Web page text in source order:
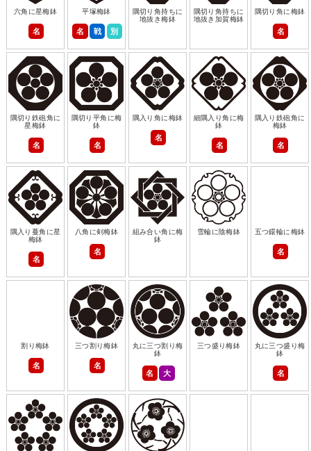
六角に星梅鉢
名
平塚梅鉢
名 戦 別
隅切り角持ちに
地抜き梅鉢
隅切り角持ちに
地抜き加賀梅鉢
隅切り角に梅鉢
名
隅切り鉄砲角に
星梅鉢
名
隅切り平角に梅
鉢
名
隅入り角に梅鉢
名
細隅入り角に梅
鉢
名
隅入り鉄砲角に
梅鉢
名
隅入り蔓角に星
梅鉢
名
八角に剣梅鉢
名
組み合い角に梅
鉢
雪輪に陰梅鉢 五つ鐶輪に梅鉢
名
割り梅鉢
名
三つ割り梅鉢
名
丸に三つ割り梅
鉢
名 大
三つ盛り梅鉢
丸に三つ盛り梅
鉢
名